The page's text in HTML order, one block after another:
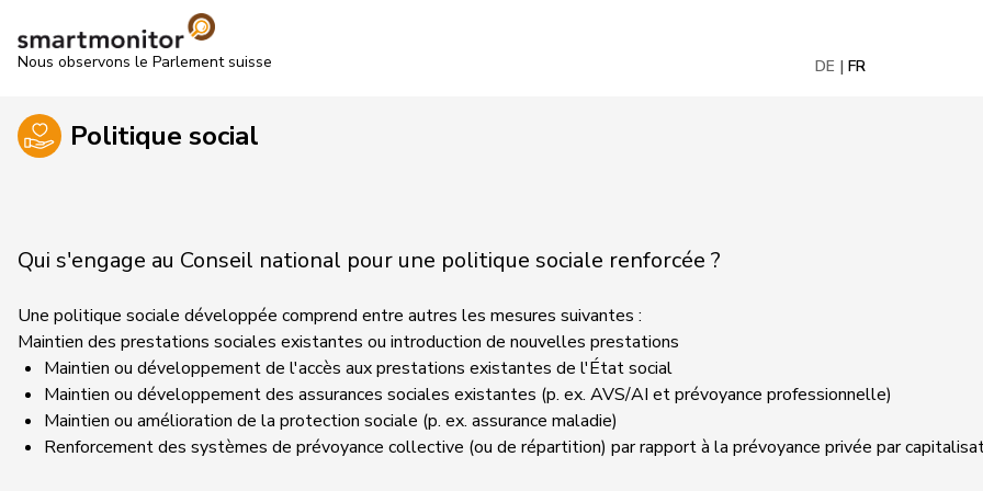
Nous observons le Parlement suisse DE FR
Politique social
Qui s'engage au Conseil national pour une politique sociale renforcée ?
Une politique sociale développée comprend entre autres les mesures suivantes :
Maintien des prestations sociales existantes ou introduction de nouvelles prestations
Maintien ou développement de l'accès aux prestations existantes de l'État social
Maintien ou développement des assurances sociales existantes (p. ex. AVS/AI et prévoyance professionnelle)
Maintien ou amélioration de la protection sociale (p. ex. assurance maladie)
Renforcement des systèmes de prévoyance collective (ou de répartition) par rapport à la prévoyance privée par